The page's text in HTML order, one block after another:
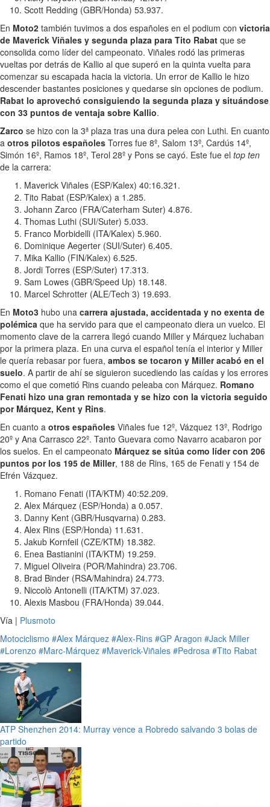
Scott Redding (GBR/Honda) 53.937.
En Moto2 también tuvimos a dos españoles en el podium con victoria
de Maverick Viñales y segunda plaza para Tito Rabat que se
consolida como líder del campeonato. Viñales rodó las primeras
vueltas por detrás de Kallio al que superó en la quinta vuelta para
comenzar su escapada hacia la victoria. Un error de Kallio le hizo
descender bastantes posiciones y quedarse sin opciones de podium.
Rabat lo aprovechó consiguiendo la segunda plaza y situándose
con 33 puntos de ventaja sobre Kallio.
Zarco se hizo con la 3ª plaza tras una dura pelea con Luthi. En cuanto
a otros pilotos españoles Torres fue 8º, Salom 13º, Cardús 14º,
Simón 16º, Ramos 18º, Terol 28º y Pons se cayó. Este fue el top ten
de la carrera:
Maverick Viñales (ESP/Kalex) 40:16.321.
Tito Rabat (ESP/Kalex) a 1.285.
Johann Zarco (FRA/Caterham Suter) 4.876.
Thomas Luthi (SUI/Suter) 5.033.
Franco Morbidelli (ITA/Kalex) 5.960.
Dominique Aegerter (SUI/Suter) 6.405.
Mika Kallio (FIN/Kalex) 6.525.
Jordi Torres (ESP/Suter) 17.313.
Sam Lowes (GBR/Speed Up) 18.148.
Marcel Schrotter (ALE/Tech 3) 19.693.
En Moto3 hubo una carrera ajustada, accidentada y no exenta de
polémica que ha servido para que el campeonato diera un vuelco. El
momento clave de la carrera llegó cuando Miller y Márquez luchaban
por la primera plaza. En una curva el español tenía el interior y Miller
le quería rebasar por fuera, ambos se tocaron y Miller acabó en el
suelo. A partir de ahí se siguieron sucediendo las caídas y los errores
como el que cometió Rins cuando peleaba con Márquez. Romano
Fenati hizo una gran remontada y se hizo con la victoria seguido
por Márquez, Kent y Rins.
En cuanto a otros españoles Viñales fue 12º, Vázquez 13º, Rodrigo
20º y Ana Carrasco 22º. Tanto Guevara como Navarro acabaron por
los suelos. En el campeonato Márquez se sitúa como líder con 206
puntos por los 195 de Miller, 188 de Rins, 165 de Fenati y 154 de
Efrén Vázquez.
Romano Fenati (ITA/KTM) 40:52.209.
Alex Márquez (ESP/Honda) a 0.057.
Danny Kent (GBR/Husqvarna) 0.283.
Alex Rins (ESP/Honda) 11.631.
Jakub Kornfeil (CZE/KTM) 18.382.
Enea Bastianini (ITA/KTM) 19.259.
Miguel Oliveira (POR/Mahindra) 23.706.
Brad Binder (RSA/Mahindra) 24.773.
Niccolò Antonelli (ITA/KTM) 37.023.
Alexis Masbou (FRA/Honda) 39.044.
Vía | Plusmoto
Motociclismo #Alex Márquez #Alex-Rins #GP Aragon #Jack Miller
#Lorenzo #Marc-Márquez #Maverick-Viñales #Pedrosa #Tito Rabat
ATP Shenzhen 2014: Murray vence a Robredo salvando 3 bolas de
partido